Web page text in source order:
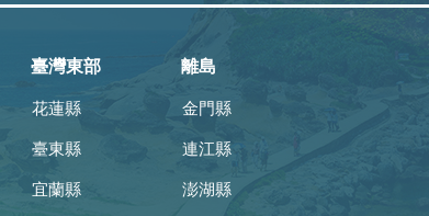
臺灣東部
花蓮縣
臺東縣
宜蘭縣
離島
金門縣
連江縣
澎湖縣